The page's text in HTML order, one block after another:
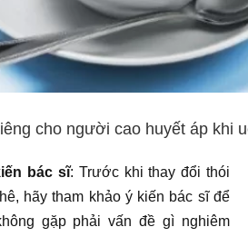
cho người cao huyết áp khi
bác sĩ: Trước khi thay đổi thói
hãy tham khảo ý kiến bác sĩ để
gặp phải vấn đề gì nghiêm